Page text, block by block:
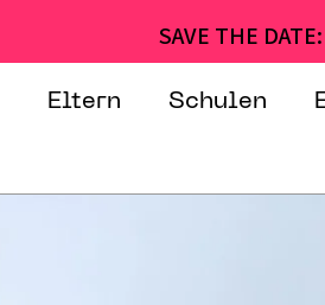
SAVE THE
Eltern Schulen